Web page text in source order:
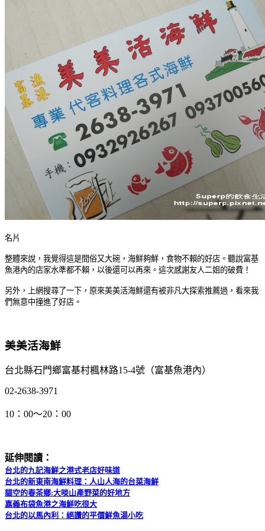
名片
整體來說，我覺得這是間俗又大碗，海鮮夠鮮，食物不賴的好店。聽說富基
魚港內的店家水準都不賴，以後還可以再來。這次感謝友人二姐的破費！
另外，上網搜尋了一下，原來美美活海鮮還有被非凡大探索推薦過，看來我
們無意中撞進了好店。
美美活海鮮
台北縣石門鄉富基村楓林路15-4號（富基魚港內）
02-2638-3971
10：00～20：00
延伸閱讀：
台北的九記海鮮之港式老店好味道
台北的新東南海鮮料理：人山人海的台菜海鮮
貓空的春茶鄉:大啖山產野菜的好地方
嘉義布袋魚港之海鮮吃很大
台北的以馬內利：絕讚的平價鮮魚湯小吃